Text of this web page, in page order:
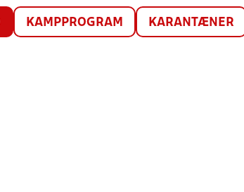
KAMPPROGRAM KARANTÆNER